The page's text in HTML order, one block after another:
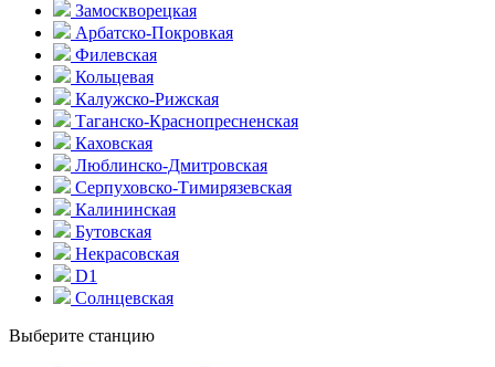
Замоскворецкая
Арбатско-Покровкая
Филевская
Кольцевая
Калужско-Рижская
Таганско-Краснопресненская
Каховская
Люблинско-Дмитровская
Серпуховско-Тимирязевская
Калининская
Бутовская
Некрасовская
D1
Солнцевская
Выберите станцию